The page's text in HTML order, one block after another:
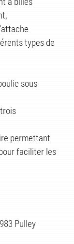
types de
sous
permettant
faciliter les
Pulley